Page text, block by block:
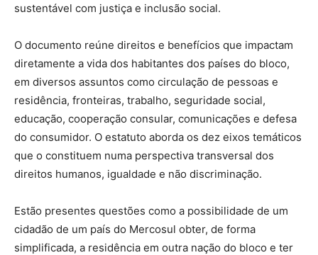
sustentável com justiça e inclusão social.
O documento reúne direitos e benefícios que impactam
diretamente a vida dos habitantes dos países do bloco,
em diversos assuntos como circulação de pessoas e
residência, fronteiras, trabalho, seguridade social,
educação, cooperação consular, comunicações e defesa
do consumidor. O estatuto aborda os dez eixos temáticos
que o constituem numa perspectiva transversal dos
direitos humanos, igualdade e não discriminação.
Estão presentes questões como a possibilidade de um
cidadão de um país do Mercosul obter, de forma
simplificada, a residência em outra nação do bloco e ter